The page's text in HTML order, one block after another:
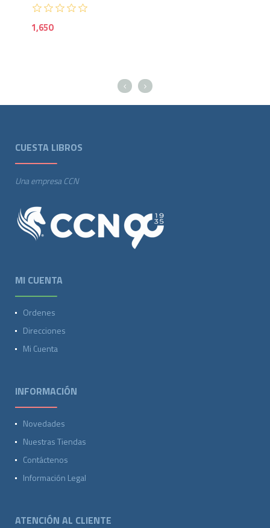
1,650
CUESTA LIBROS
Una empresa CCN
MI CUENTA
Ordenes
Direcciones
Mi Cuenta
INFORMACIÓN
Novedades
Nuestras Tiendas
Contáctenos
Información Legal
ATENCIÓN AL CLIENTE